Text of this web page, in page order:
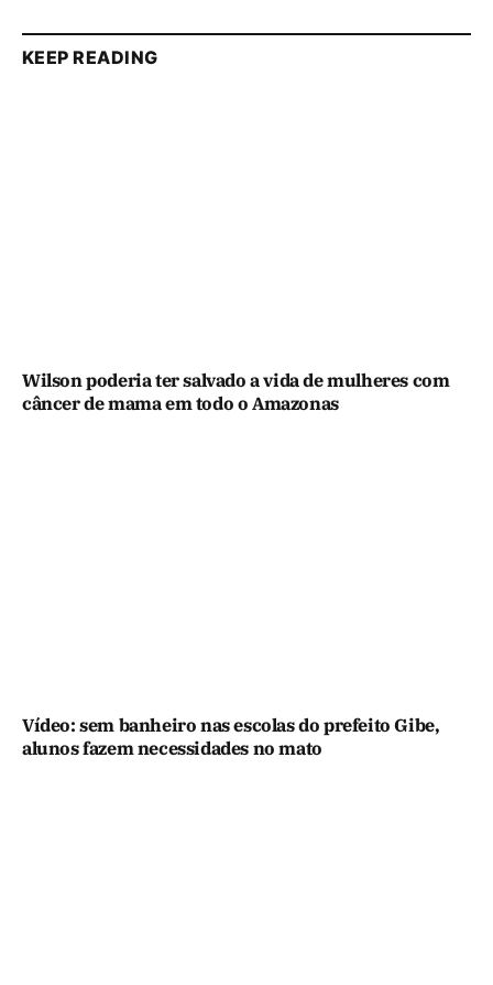
KEEP READING
Wilson poderia ter salvado a vida de mulheres com
câncer de mama em todo o Amazonas
Vídeo: sem banheiro nas escolas do prefeito Gibe,
alunos fazem necessidades no mato